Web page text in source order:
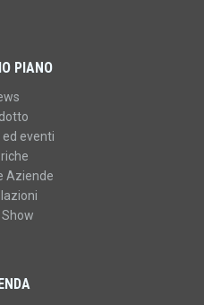
PIANO
eventi
Aziende
Show